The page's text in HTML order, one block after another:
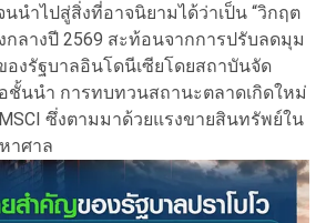
นำไปสู่สิ่งที่อาจนิยามได้ว่าเป็น “วิกฤต
กลางปี 2569 สะท้อนจากการปรับลดมุม
งรัฐบาลอินโดนีเซียโดยสถาบันจัด
ชั้นนำ การทบทวนสถานะตลาดเกิดใหม่
ซึ่งตามมาด้วยแรงขายสินทรัพย์ใน
าศาล